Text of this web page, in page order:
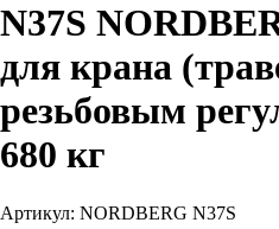
N37S
для крана
резьбовым
680 кг
Артикул: NORDBERG N37S